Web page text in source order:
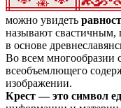
можно увидеть
называют свастичным,
в основе
Во всем многообразии
всеобъемлющего
изображении.
Крест — это символ